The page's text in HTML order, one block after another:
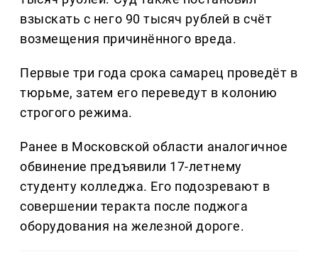
взыскать с него 90 тысяч рублей в счёт
возмещения причинённого вреда.
Первые три года срока самарец проведёт в
тюрьме, затем его переведут в колонию
строгого режима.
Ранее в Московской области аналогичное
обвинение предъявили 17-летнему
студенту колледжа. Его подозревают в
совершении теракта после поджога
оборудования на железной дороге.